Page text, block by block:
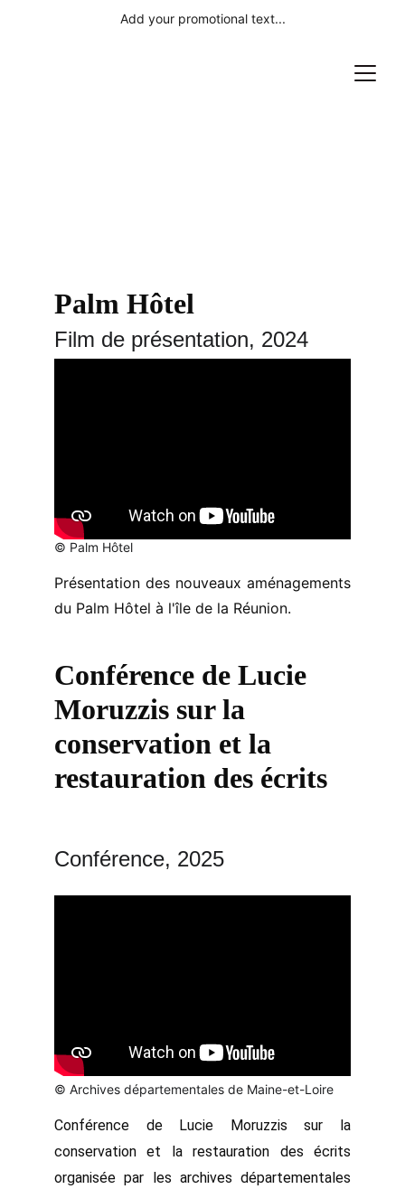
Add your promotional text...
Palm Hôtel
Présentation des nouveaux aménagements
du Palm Hôtel à l'île de la Réunion.
Film de présentation, 2024
© Palm Hôtel
Conférence de Lucie
Moruzzis sur la
conservation et la
restauration des écrits
Conférence de Lucie Moruzzis sur la
conservation et la restauration des écrits
organisée par les archives départementales
Conférence, 2025
© Archives départementales de Maine-et-Loire